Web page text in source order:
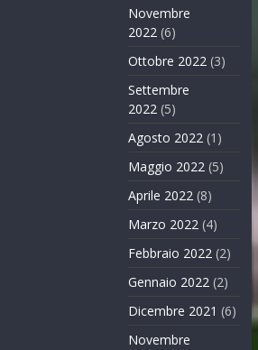
Novembre
2022 (6)
Ottobre 2022 (3)
Settembre
2022 (5)
Agosto 2022 (1)
Maggio 2022 (5)
Aprile 2022 (8)
Marzo 2022 (4)
Febbraio 2022 (2)
Gennaio 2022 (2)
Dicembre 2021 (6)
Novembre